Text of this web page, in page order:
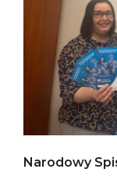
Narodowy